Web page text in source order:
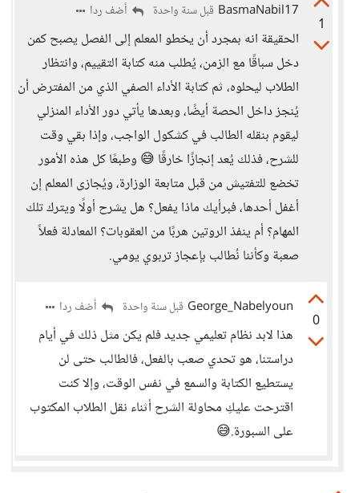
1
BasmaNabil17 قبل سنة واحدة أضف ردا
الحقيقة انه بمجرد أن يخطو المعلم إلى الفصل يصبح كمن
دخل سباقًا مع الزمن، يُطلب منه كتابة التقييم، وانتظار
الطلاب ليحلوه، ثم كتابة الأداء الصفي الذي من المفترض أن
يُنجز داخل الحصة أيضًا، وبعدها يأتي دور الأداء المنزلي
ليقوم بنقله الطالب في كشكول الواجب، وإذا بقي وقت
للشرح، فذلك يُعد إنجازًا خارقًا 😅 وطبعًا كل هذه الأمور
تخضع للتفتيش من قبل متابعة الوزارة، ويُجازى المعلم إن
أغفل أحدها، فبرأيك ماذا يفعل؟ هل يشرح أولًا ويترك تلك
المهام؟ أم ينفذ الروتين هربًا من العقوبات؟ المعادلة فعلاً
صعبة وكأننا نُطالب بإعجاز تربوي يومي.
0
George_Nabelyoun قبل سنة واحدة أضف ردا
هذا لابد نظام تعليمي جديد فلم يكن مثل ذلك في أيام
دراستنا، هو تحدي صعب بالفعل، فالطالب حتى لن
يستطيع الكتابة والسمع في نفس الوقت، وإلا كنت
اقترحت عليكِ محاولة الشرح أثناء نقل الطلاب المكتوب
على السبورة.😅